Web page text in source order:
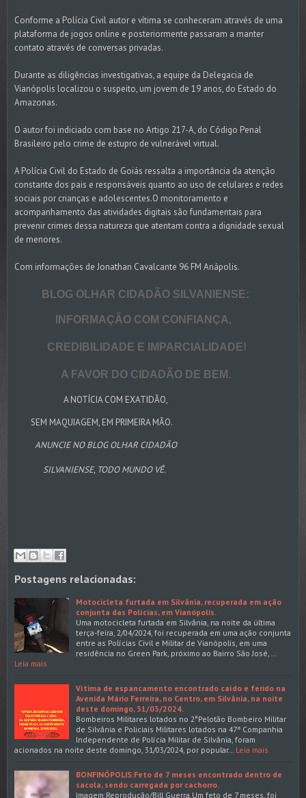
Conforme a Polícia Civil autor e vítima se conheceram através de uma
plataforma de jogos online e posteriormente passaram a manter
contato através de conversas privadas.
Durante as diligências investigativas, a equipe da Delegacia de
Vianópolis localizou o suspeito, um jovem de 19 anos, do Estado do
Amazonas.
O autor foi indiciado com base no Artigo 217-A, do Código Penal
Brasileiro pelo crime de estupro de vulnerável virtual.
A Polícia Civil do Estado de Goiás ressalta a importância da atenção
constante dos pais e responsáveis quanto ao uso de celulares e redes
sociais por crianças e adolescentes.O monitoramento e
acompanhamento das atividades digitais são fundamentais para
prevenir crimes dessa natureza que atentam contra a dignidade sexual
de menores.
Com informações de Jonathan Cavalcante 96 FM Anápolis.
BLOG OLHAR CIDADÃO SILVANIENSE:
INFORMAÇÃO COM CONFIANÇA,
CREDIBILIDADE E IMPARCIALIDADE!
A FAVOR DO CIDADÃO DE BEM.
A NOTÍCIA COM EXATIDÃO,
SEM MAQUIAGEM, EM PRIMEIRA MÃO.
ANUNCIE NO BLOG OLHAR CIDADÃO
SILVANIENSE, TODO MUNDO VÊ.
Postagens relacionadas:
Motocicleta furtada em Silvânia, recuperada em ação
conjunta das Polícias, em Vianópolis.
Uma motocicleta furtada em Silvânia, na noite da última
terça-feira, 2/04/2024, foi recuperada em uma ação conjunta
entre as Polícias Civil e Militar de Vianópolis, em uma
residência no Green Park, próximo ao Bairro São José,…
Leia mais
Vítima de espancamento encontrado caído e ferido na
Avenida Mário Ferreira, no Centro, em Silvânia, na noite
deste domingo, 31/03/2024.
Bombeiros Militares lotados no 2°Pelotão Bombeiro Militar
de Silvânia e Policiais Militares lotados na 47ª Companhia
Independente de Polícia Militar de Silvânia, foram
acionados na noite deste domingo, 31/03/2024, por popular… Leia mais
BONFINÓPOLIS:Feto de 7 meses encontrado dentro de
sacola, sendo carregada por cachorro.
Imagem:Reprodução/Bill Guerra.Um feto de 7 meses, foi